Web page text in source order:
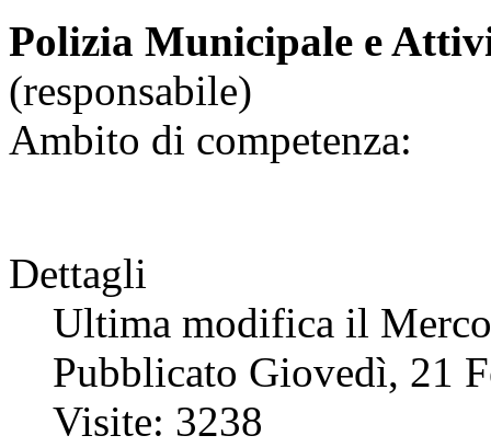
Polizia Municipale e
(responsabile)
Ambito di competenza:
Dettagli
Ultima modifica il
Pubblicato Giovedì, 21
Visite: 3238